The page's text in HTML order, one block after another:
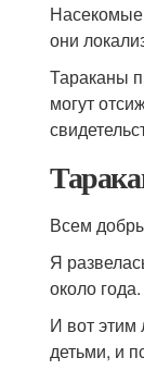
Насекомые
они
Тараканы
могут
Всем
Я
около
И вот этим
детьми, и